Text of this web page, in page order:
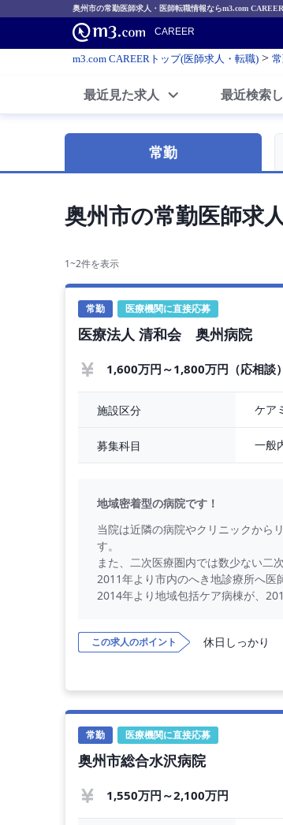
奥州市の常勤医師求人・医師転職情報ならm3.com CAREER
CAREER
m3.com CAREERトップ(医師求人・転職) >
最近見た求人 最近検索
常勤
奥州市の常勤医師求
1~2件を表示
常勤 医療機関に直接応募
医療法人 清和会 奥州病院
1,600万円～1,800万円（応相談）
施設区分 ケア
募集科目 一般
地域密着型の病院です！
当院は近隣の病院やクリニックから
す。
また、二次医療圏内では数少ない二
2011年より市内のへき地診療所へ医
2014年より地域包括ケア病棟が、
この求人のポイント 休日しっかり
常勤 医療機関に直接応募
奥州市総合水沢病院
1,550万円～2,100万円